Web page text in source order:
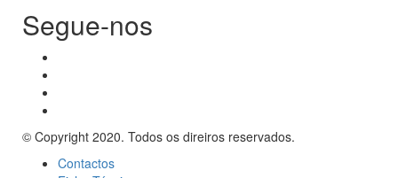
Segue-nos
© Copyright 2020. Todos os direiros reservados.
Contactos